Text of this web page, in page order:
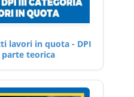
lavori in quota - DPI
parte teorica